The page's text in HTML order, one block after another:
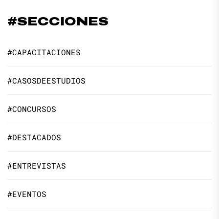
#SECCIONES
#CAPACITACIONES
#CASOSDEESTUDIOS
#CONCURSOS
#DESTACADOS
#ENTREVISTAS
#EVENTOS